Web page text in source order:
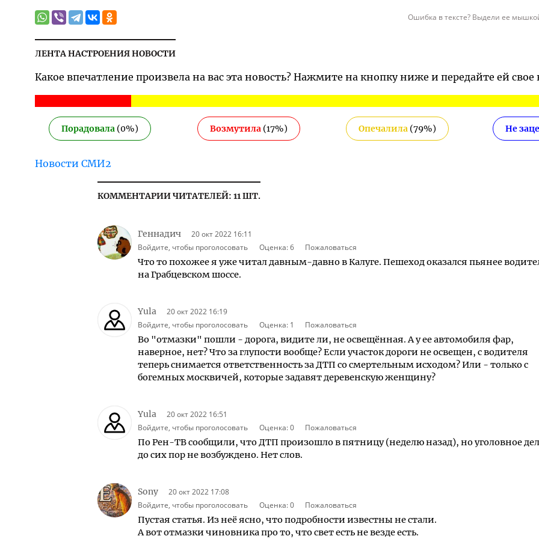
Ошибка в тексте? Выдели ее
ЛЕНТА НАСТРОЕНИЯ НОВОСТИ
Какое впечатление произвела на вас эта новость? Нажмите на кнопку ниже и передайте ей свое
Порадовала (0%) Возмутила(17%) Опечалила(79%) Не
Новости СМИ2
КОММЕНТАРИИ ЧИТАТЕЛЕЙ: 11 ШТ.
Геннадич
20 окт 2022 16:11
Войдите, чтобы проголосовать
Оценка:6 Пожаловаться
Что то похожее я уже читал давным-давно в Калуге. Пешеход оказался пьянее
на Грабцевском шоссе.
Yula
20 окт 2022 16:19
Войдите, чтобы проголосовать
Оценка: 1 Пожаловаться
Во "отмазки" пошли - дорога, видите ли, не освещённая. А у ее автомобиля фар,
наверное, нет? Что за глупости вообще? Если участок дороги не освещен, с водителя
теперь снимается ответственность за ДТП со смертельным исходом? Или - только с
богемных москвичей, которые задавят деревенскую женщину?
Yula
20 окт 2022 16:51
Войдите, чтобы проголосовать
Оценка:0 Пожаловаться
По Рен-ТВ сообщили, что ДТП произошло в пятницу (неделю назад), но уголовное
до сих пор не возбуждено. Нет слов.
Sony
20 окт 2022 17:08
Войдите, чтобы проголосовать
Оценка:0 Пожаловаться
Пустая статья. Из неё ясно, что подробности известны не стали.
А вот отмазки чиновника про то, что свет есть не везде есть.